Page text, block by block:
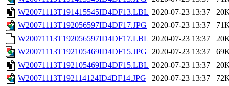
W20071113T191415545ID4DF13.LBL 2020-07-23 13:37
W20071113T192056597ID4DF17.JPG
2020-07-23 13:37
W20071113T192056597ID4DF17.LBL 2020-07-23 13:37
W20071113T192105469ID4DF15.JPG
2020-07-23 13:37
W20071113T192105469ID4DF15.LBL 2020-07-23 13:37
W20071113T192114124ID4DF14.JPG
2020-07-23 13:37